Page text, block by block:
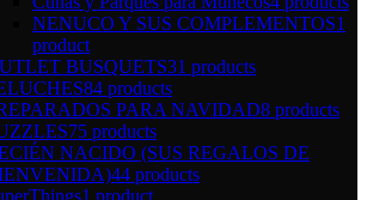
NENUCO Y SUS COMPLEMENTOS1
product
BUSQUETS31 products
84 products
PARA NAVIDAD8 products
75 products
NACIDO (SUS REGALOS DE
44 products
1 product